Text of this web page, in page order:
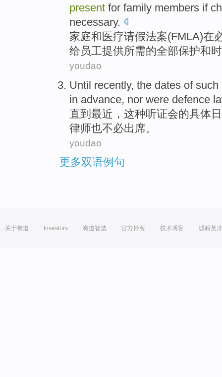
present for family members if
necessary.
家庭和 医疗请假法案(FMLA)在
给 员工提供所需的全部保护和
youdao
Until recently, the dates of such
in advance, nor were defence
直到 最近 ， 这种听证会的具体
律师也不必出席。
youdao
更多双语例句
关于有道 Investors 有道智选 官方博客 技术博客 诚聘英才